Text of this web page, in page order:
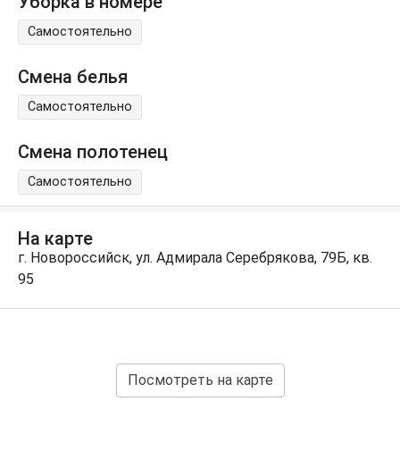
Самостоятельно
Смена белья
Самостоятельно
Смена полотенец
Самостоятельно
На карте
г. Новороссийск, ул. Адмирала Серебрякова, 79Б, кв.
95
Посмотреть на карте